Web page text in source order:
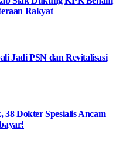
Rakyat
Jadi PSN dan Revitalisasi
Dokter Spesialis Ancam